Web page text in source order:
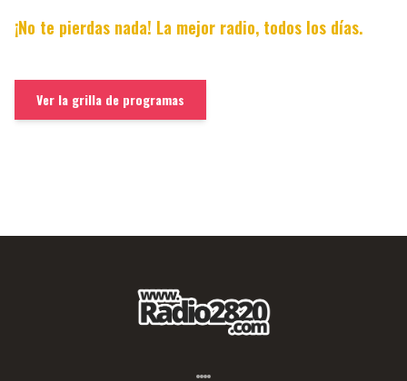
¡No te pierdas nada! La mejor radio, todos los días.
Ver la grilla de programas